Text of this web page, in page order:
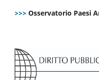
>>> Osservatorio Paesi